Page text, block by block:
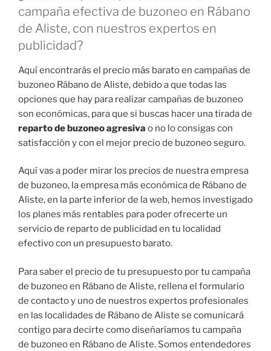
campaña efectiva de buzoneo en Rábano
de Aliste, con nuestros expertos en
publicidad?
Aquí encontrarás el precio más barato en campañas de
buzoneo Rábano de Aliste, debido a que todas las
opciones que hay para realizar campañas de buzoneo
son económicas, para que si buscas hacer una tirada de
reparto de buzoneo agresiva o no lo consigas con
satisfacción y con el mejor precio de buzoneo seguro.
Aquí vas a poder mirar los precios de nuestra empresa
de buzoneo, la empresa más económica de Rábano de
Aliste, en la parte inferior de la web, hemos investigado
los planes más rentables para poder ofrecerte un
servicio de reparto de publicidad en tu localidad
efectivo con un presupuesto barato.
Para saber el precio de tu presupuesto por tu campaña
de buzoneo en Rábano de Aliste, rellena el formulario
de contacto y uno de nuestros expertos profesionales
en las localidades de Rábano de Aliste se comunicará
contigo para decirte como diseñaríamos tu campaña
de buzoneo en Rábano de Aliste. Somos entendedores